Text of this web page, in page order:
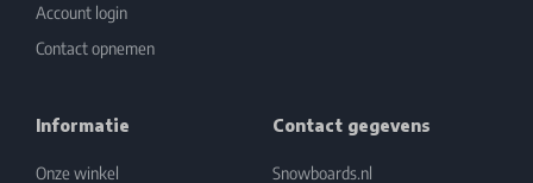
Account login
Contact opnemen
Informatie
Onze winkel
Contact gegevens
Snowboards.nl